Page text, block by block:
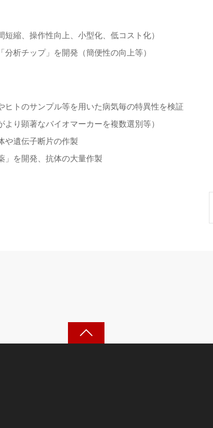
縮、操作性向上、小型化、低コスト化）
析チップ」を開発（簡便性の向上等）
ヒトのサンプル等を用いた病気毎の特異性を検証
り顕著なバイオマーカーを複数選別等）
や遺伝子断片の作製
」を開発、抗体の大量作製